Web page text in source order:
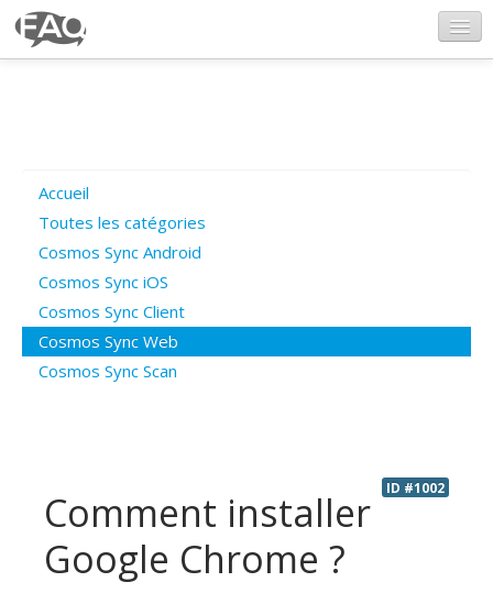
Poser une question
Questions ouvertes
Connexion
Accueil
Toutes les catégories
Cosmos Sync Android
Cosmos Sync iOS
Cosmos Sync Client
Cosmos Sync Web
Cosmos Sync Scan
ID #1002
Comment installer
Google Chrome ?